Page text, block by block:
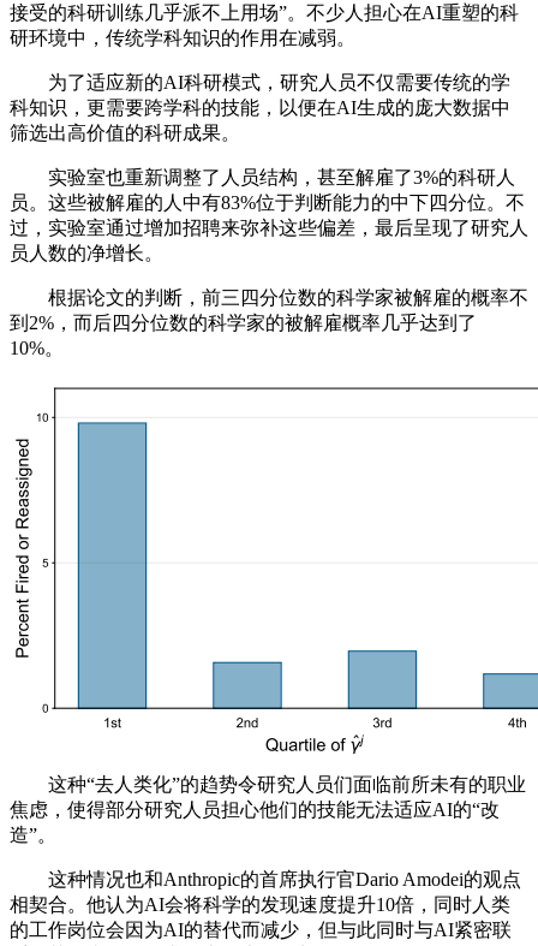
接受的科研训练几乎派不上用场”。不少人担心在AI重塑的科
研环境中，传统学科知识的作用在减弱。
为了适应新的AI科研模式，研究人员不仅需要传统的学
科知识，更需要跨学科的技能，以便在AI生成的庞大数据中
筛选出高价值的科研成果。
实验室也重新调整了人员结构，甚至解雇了3%的科研人
员。这些被解雇的人中有83%位于判断能力的中下四分位。不
过，实验室通过增加招聘来弥补这些偏差，最后呈现了研究人
员人数的净增长。
根据论文的判断，前三四分位数的科学家被解雇的概率不
到2%，而后四分位数的科学家的被解雇概率几乎达到了
10%。
这种“去人类化”的趋势令研究人员们面临前所未有的职业
焦虑，使得部分研究人员担心他们的技能无法适应AI的“改
造”。
这种情况也和Anthropic的首席执行官Dario Amodei的观点
相契合。他认为AI会将科学的发现速度提升10倍，同时人类
的工作岗位会因为AI的替代而减少，但与此同时与AI紧密联